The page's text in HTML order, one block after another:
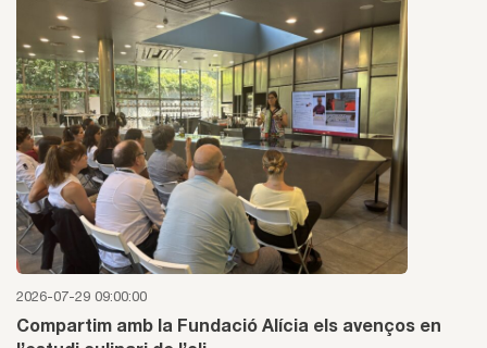
2026-07-29 09:00:00
Compartim amb la Fundació Alícia els avenços en